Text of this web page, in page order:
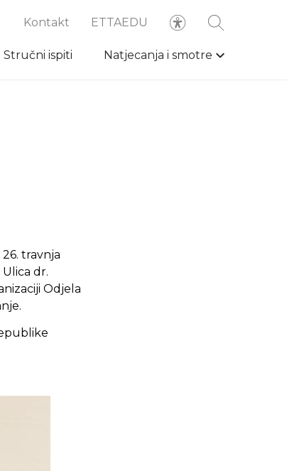
Kontakt ETTAEDU
Stručni ispiti Natjecanja i smotre
travnja
dr.
Odjela